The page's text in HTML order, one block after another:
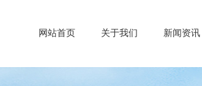
网站首页 关于我们 新闻资讯